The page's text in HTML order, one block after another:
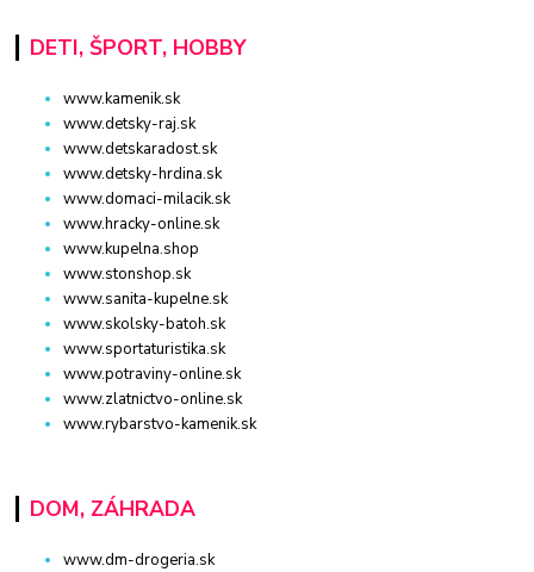
DETI, ŠPORT, HOBBY
www.kamenik.sk
www.detsky-raj.sk
www.detskaradost.sk
www.detsky-hrdina.sk
www.domaci-milacik.sk
www.hracky-online.sk
www.kupelna.shop
www.stonshop.sk
www.sanita-kupelne.sk
www.skolsky-batoh.sk
www.sportaturistika.sk
www.potraviny-online.sk
www.zlatnictvo-online.sk
www.rybarstvo-kamenik.sk
DOM, ZÁHRADA
www.dm-drogeria.sk